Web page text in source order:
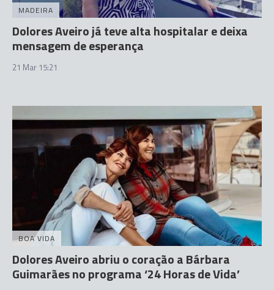
MADEIRA
Dolores Aveiro já teve alta hospitalar e deixa
mensagem de esperança
21 Mar 15:21
BOA VIDA
Dolores Aveiro abriu o coração a Bárbara
Guimarães no programa ‘24 Horas de Vida’